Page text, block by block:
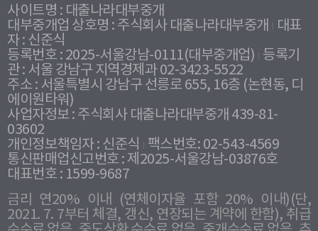
사이트명 : 대출나라대부중개
대부중개업 상호명 : 주식회사 대출나라대부중개
대표
자 : 신준식
등록번호 : 2025-서울강남-0111(대부중개업) 등록기
관 : 서울 강남구 지역경제과 02-3423-5522
주소 : 서울특별시 강남구 선릉로 655, 16층 (논현동, 디
에이원타워)
사업자정보 : 주식회사 대출나라대부중개 439-81-
03602
개인정보책임자 : 신준식
팩스번호: 02-543-4569
통신판매업신고번호 : 제2025-서울강남-03876호
대표번호 : 1599-9687
금리 연20% 이내 (연체이자율 포함 20% 이내)(단,
2021. 7. 7부터 체결, 갱신, 연장되는 계약에 한함), 취급